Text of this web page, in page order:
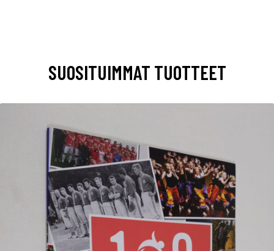
SUOSITUIMMAT TUOTTEET